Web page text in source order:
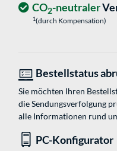
CO2-neutraler
1(durch Kompensation)
Bestellstatus
Sie möchten Ihren
die Sendungsverfolgung
alle Informationen rund
PC-Konfigurator